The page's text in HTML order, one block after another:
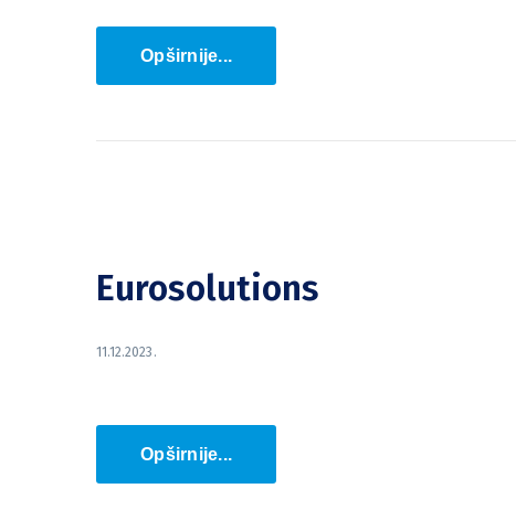
Opširnije...
Eurosolutions
11.12.2023.
Opširnije...